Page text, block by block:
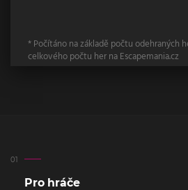
* Počítáno na základě počtu odehraných
celkového počtu her na Escapemania.cz
Pro hráče